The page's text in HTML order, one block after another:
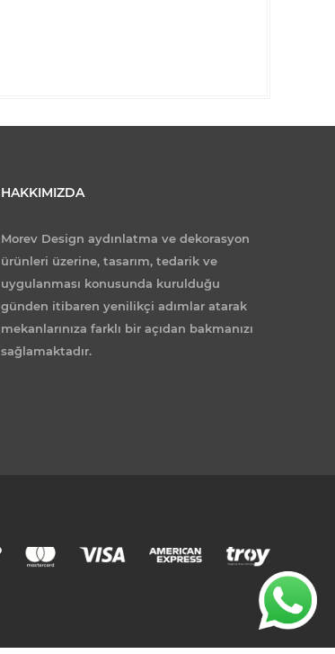
HAKKIMIZDA
Morev Design aydınlatma ve dekorasyon
ürünleri üzerine, tasarım, tedarik ve
uygulanması konusunda kurulduğu
günden itibaren yenilikçi adımlar atarak
mekanlarınıza farklı bir açıdan bakmanızı
sağlamaktadır.